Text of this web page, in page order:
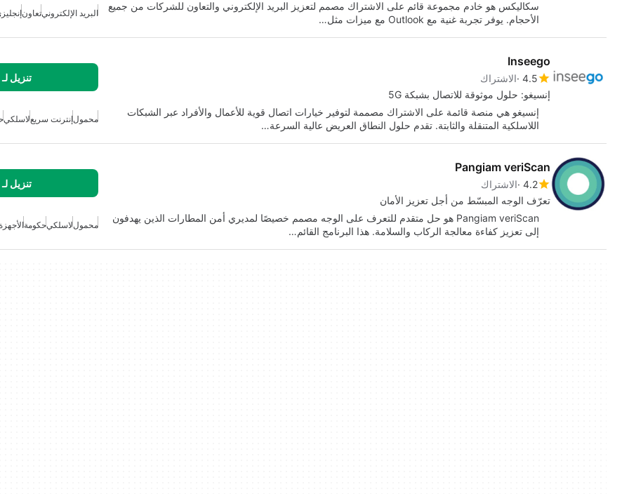
سكاليكس هو خادم مجموعة قائم على الاشتراك مصمم لتعزيز البريد الإلكتروني والتعاون للشركات من جميع
الأحجام. يوفر تجربة غنية مع Outlook مع ميزات مثل…
البريد الإلكترونيتعاون
Inseego
4.5 الاشتراك
إنسيغو: حلول موثوقة للاتصال بشبكة 5G
تنزيل لـ
إنسيغو هي منصة قائمة على الاشتراك مصممة لتوفير خيارات اتصال قوية للأعمال والأفراد عبر الشبكات
اللاسلكية المتنقلة والثابتة. تقدم حلول النطاق العريض عالية السرعة…
محمولإنترنت سريعلاسلكي
Pangiam veriScan
4.2 الاشتراك
تعرّف الوجه المبسّط من أجل تعزيز الأمان
تنزيل لـ
Pangiam veriScan هو حل متقدم للتعرف على الوجه مصمم خصيصًا لمديري أمن المطارات الذين يهدفون
إلى تعزيز كفاءة معالجة الركاب والسلامة. هذا البرنامج القائم…
محموللاسلكيحكومة